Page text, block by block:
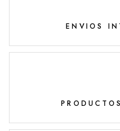
ENVIOS